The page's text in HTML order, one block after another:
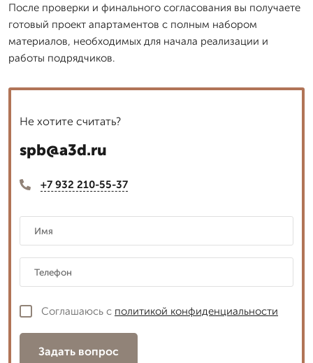
После проверки и финального согласования вы получаете
готовый проект апартаментов с полным набором
материалов, необходимых для начала реализации и
работы подрядчиков.
Не хотите считать?
spb@a3d.ru
+7 932 210-55-37
Соглашаюсь с политикой конфиденциальности
Задать вопрос